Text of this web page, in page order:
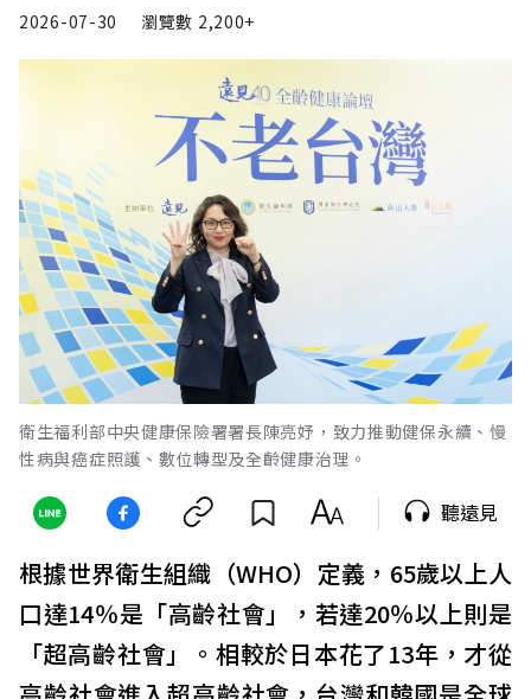
2026-07-30
瀏覽數 2,200+
衛生福利部中央健康保險署署長陳亮妤，致力推動健保永續、慢
性病與癌症照護、數位轉型及全齡健康治理。
聽遠見
根據世界衛生組織（WHO）定義，65歲以上人
口達14％是「高齡社會」，若達20％以上則是
「超高齡社會」。相較於日本花了13年，才從